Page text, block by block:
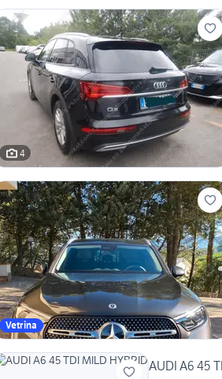
4
Vetrina
AUDI A6 45